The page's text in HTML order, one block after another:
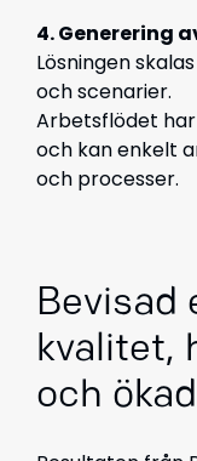
4. Generering
Lösningen
och scenarier.
Arbetsflödet
och kan enkelt
och processer.
Bevisad
kvalitet,
och